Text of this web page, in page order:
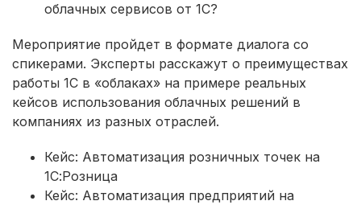
облачных сервисов от 1С?
Мероприятие пройдет в формате диалога со
спикерами. Эксперты расскажут о преимуществах
работы 1С в «облаках» на примере реальных
кейсов использования облачных решений в
компаниях из разных отраслей.
Кейс: Автоматизация розничных точек на
1С:Розница
Кейс: Автоматизация предприятий на